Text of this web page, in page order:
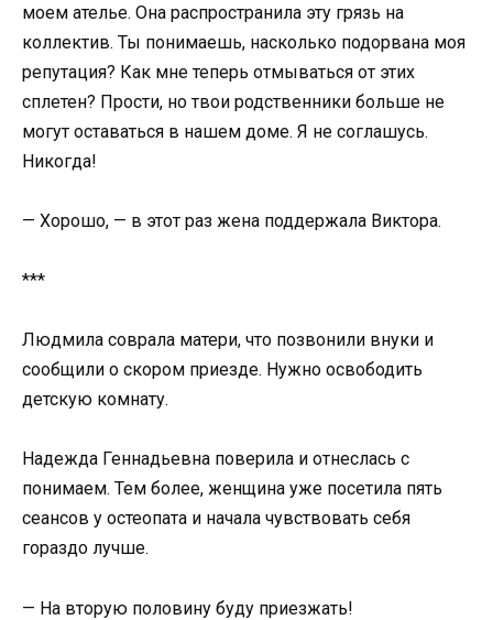
моем ателье. Она распространила эту грязь на
коллектив. Ты понимаешь, насколько подорвана моя
репутация? Как мне теперь отмываться от этих
сплетен? Прости, но твои родственники больше не
могут оставаться в нашем доме. Я не соглашусь.
Никогда!
— Хорошо, — в этот раз жена поддержала Виктора.
***
Людмила соврала матери, что позвонили внуки и
сообщили о скором приезде. Нужно освободить
детскую комнату.
Надежда Геннадьевна поверила и отнеслась с
понимаем. Тем более, женщина уже посетила пять
сеансов у остеопата и начала чувствовать себя
гораздо лучше.
— На вторую половину буду приезжать!